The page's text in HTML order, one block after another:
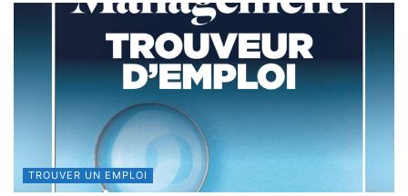
TROUVER UN EMPLOI